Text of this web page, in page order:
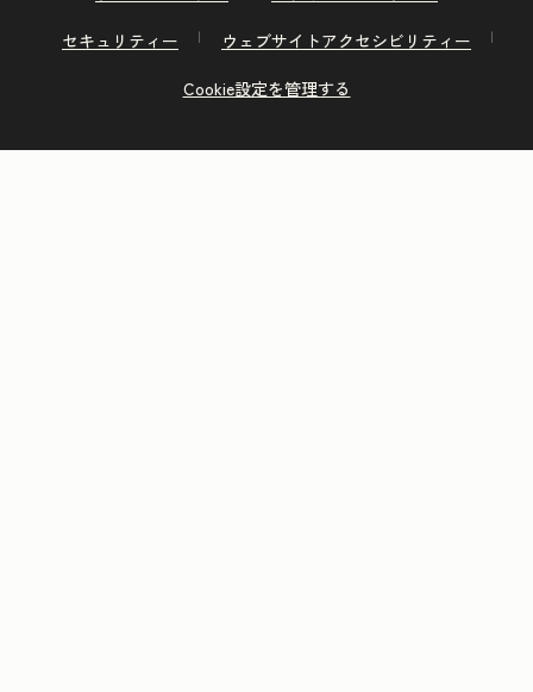
セキュリティー
ウェブサイトアクセシビリティー
Cookie設定を管理する